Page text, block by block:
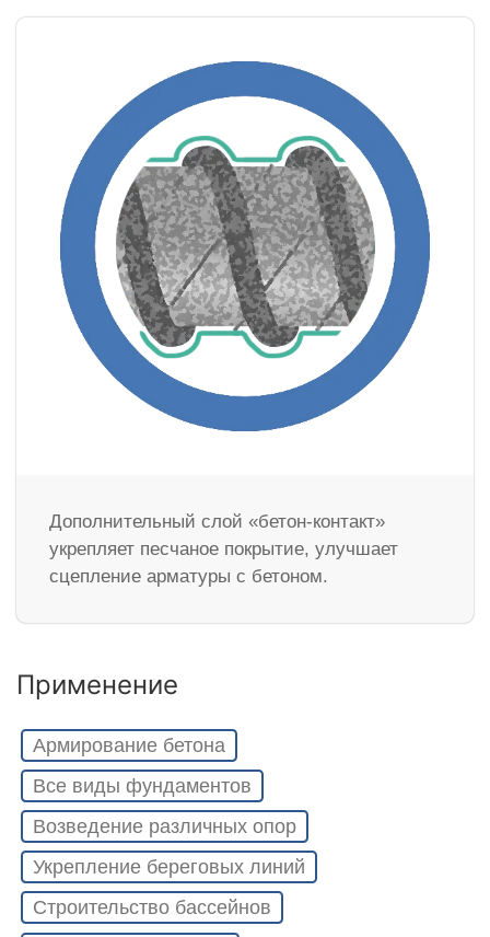
Дополнительный слой «бетон-контакт»
укрепляет песчаное покрытие, улучшает
сцепление арматуры с бетоном.
Применение
Армирование бетона
Все виды фундаментов
Возведение различных опор
Укрепление береговых линий
Строительство бассейнов